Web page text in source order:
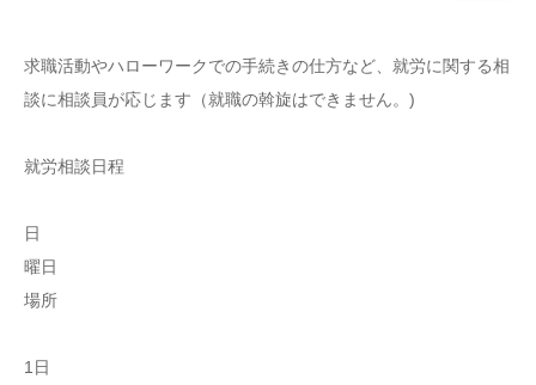
求職活動やハローワークでの手続きの仕方など、就労に関する相
談に相談員が応じます（就職の斡旋はできません。)
就労相談日程
日
曜日
場所
1日